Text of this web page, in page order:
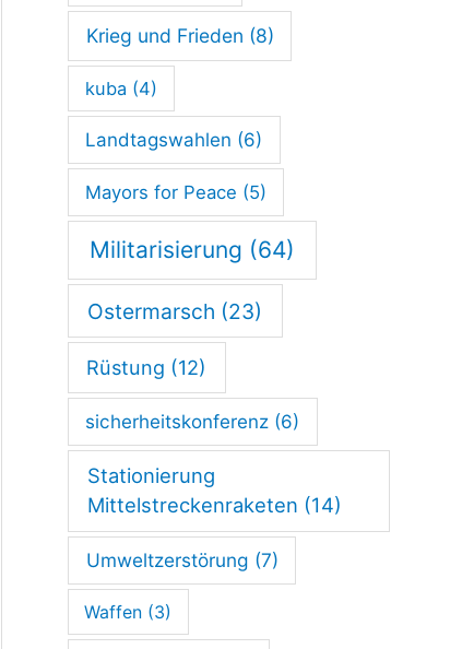
Krieg und Frieden (8)
kuba (4)
Landtagswahlen (6)
Mayors for Peace (5)
Militarisierung (64)
Ostermarsch (23)
Rüstung (12)
sicherheitskonferenz (6)
Stationierung
Mittelstreckenraketen (14)
Umweltzerstörung (7)
Waffen (3)